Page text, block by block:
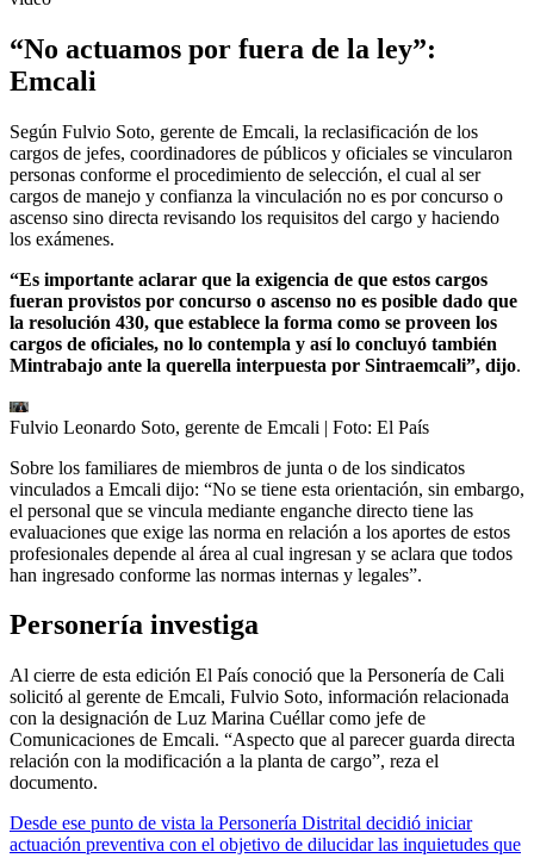
“No actuamos por fuera de la ley”:
Emcali
Según Fulvio Soto, gerente de Emcali, la reclasificación de los
cargos de jefes, coordinadores de públicos y oficiales se vincularon
personas conforme el procedimiento de selección, el cual al ser
cargos de manejo y confianza la vinculación no es por concurso o
ascenso sino directa revisando los requisitos del cargo y haciendo
los exámenes.
“Es importante aclarar que la exigencia de que estos cargos
fueran provistos por concurso o ascenso no es posible dado que
la resolución 430, que establece la forma como se proveen los
cargos de oficiales, no lo contempla y así lo concluyó también
Mintrabajo ante la querella interpuesta por Sintraemcali”, dijo.
Fulvio Leonardo Soto, gerente de Emcali | Foto: El País
Sobre los familiares de miembros de junta o de los sindicatos
vinculados a Emcali dijo: “No se tiene esta orientación, sin embargo,
el personal que se vincula mediante enganche directo tiene las
evaluaciones que exige las norma en relación a los aportes de estos
profesionales depende al área al cual ingresan y se aclara que todos
han ingresado conforme las normas internas y legales”.
Personería investiga
Al cierre de esta edición El País conoció que la Personería de Cali
solicitó al gerente de Emcali, Fulvio Soto, información relacionada
con la designación de Luz Marina Cuéllar como jefe de
Comunicaciones de Emcali. “Aspecto que al parecer guarda directa
relación con la modificación a la planta de cargo”, reza el
documento.
Desde ese punto de vista la Personería Distrital decidió iniciar
actuación preventiva con el objetivo de dilucidar las inquietudes que